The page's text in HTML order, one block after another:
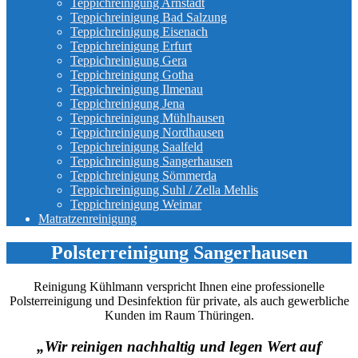
Teppichreinigung Arnstadt
Teppichreinigung Bad Salzung
Teppichreinigung Eisenach
Teppichreinigung Erfurt
Teppichreinigung Gera
Teppichreinigung Gotha
Teppichreinigung Ilmenau
Teppichreinigung Jena
Teppichreinigung Mühlhausen
Teppichreinigung Nordhausen
Teppichreinigung Saalfeld
Teppichreinigung Sangerhausen
Teppichreinigung Sömmerda
Teppichreinigung Suhl / Zella Mehlis
Teppichreinigung Weimar
Matratzenreinigung
Polsterreinigung Sangerhausen
Reinigung Kühlmann verspricht Ihnen eine professionelle
Polsterreinigung und Desinfektion für private, als auch gewerbliche
Kunden im Raum Thüringen.
„Wir reinigen nachhaltig und legen Wert auf